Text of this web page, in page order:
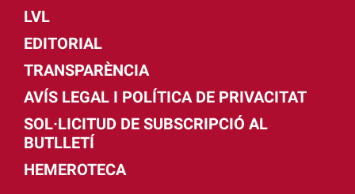
LVL
EDITORIAL
TRANSPARÈNCIA
AVÍS LEGAL I POLÍTICA DE PRIVACITAT
SOL·LICITUD DE SUBSCRIPCIÓ AL
BUTLLETÍ
HEMEROTECA